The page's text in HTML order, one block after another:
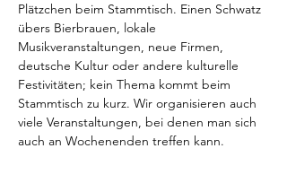
Plätzchen beim Stammtisch. Einen Schwatz
übers Bierbrauen, lokale
Musikveranstaltungen, neue Firmen,
deutsche Kultur oder andere kulturelle
Festivitäten; kein Thema kommt beim
Stammtisch zu kurz. Wir organisieren auch
viele Veranstaltungen, bei denen man sich
auch an Wochenenden treffen kann.